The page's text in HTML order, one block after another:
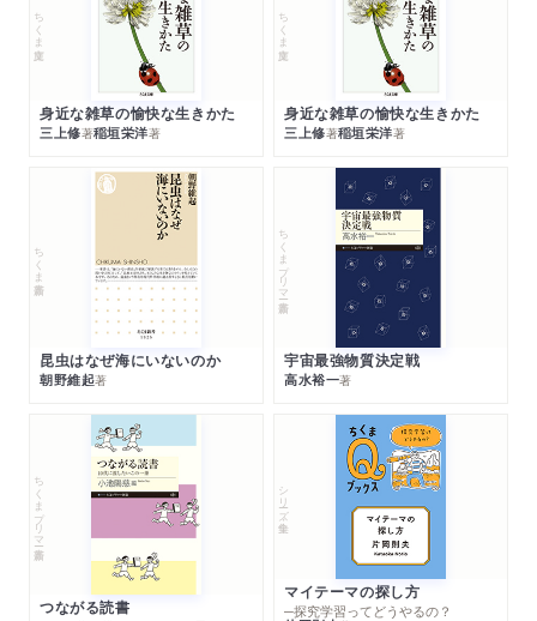
ちくま文庫
身近な雑草の愉快な生きかた
三上修著稲垣栄洋著
ちくま文庫
身近な雑草の愉快な生きかた
三上修著稲垣栄洋著
ちくま新書
昆虫はなぜ海にいないのか
朝野維起著
ちくまプリマー新書
宇宙最強物質決定戦
高水裕一著
ちくまプリマー新書
つながる読書
シリーズ・全集
マイテーマの探し方
─探究学習ってどうやるの？